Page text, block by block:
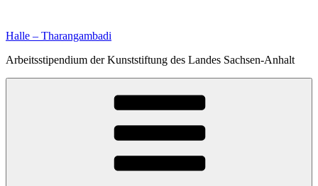
springen
Halle – Tharangambadi
Arbeitsstipendium der Kunststiftung des Landes Sachsen-Anhalt